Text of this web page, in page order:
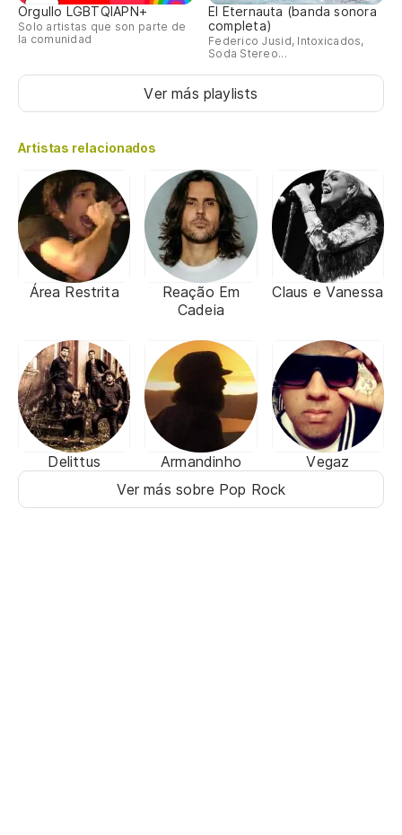
Orgullo LGBTQIAPN+
Solo artistas que son parte de
la comunidad
El Eternauta (banda sonora
completa)
Federico Jusid, Intoxicados,
Soda Stereo...
Ver más playlists
Artistas relacionados
Área Restrita
Reação Em
Cadeia
Claus e Vanessa
Delittus Armandinho
Vegaz
Ver más sobre Pop Rock